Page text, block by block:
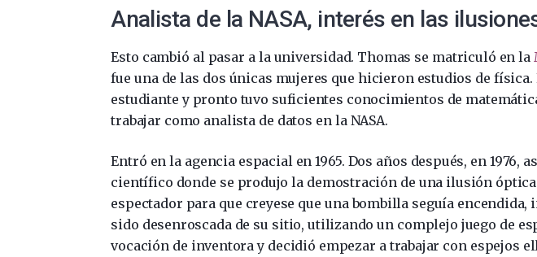
Analista de la NASA, interés en las
Esto cambió al pasar a la universidad. Thomas se matriculó en la
fue una de las dos únicas mujeres que hicieron estudios de física.
estudiante y pronto tuvo suficientes conocimientos de
trabajar como analista de datos en la NASA.
Entró en la agencia espacial en 1965. Dos años después, en 1976,
científico donde se produjo la demostración de una ilusión óptica
espectador para que creyese que una bombilla seguía encendida,
sido desenroscada de su sitio, utilizando un complejo juego de
vocación de inventora y decidió empezar a trabajar con espejos